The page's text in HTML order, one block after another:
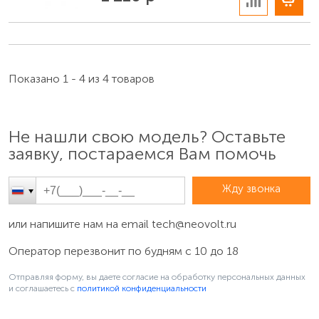
модели указан как «Product Name» (например,
расшифроватьна сайте технической поддержки
Показано 1 - 4 из 4 товаров
Не нашли свою модель? Оставьте
заявку, постараемся Вам помочь
Жду звонка
или напишите нам на email tech@neovolt.ru
Оператор перезвонит по будням с 10 до 18
Отправляя форму, вы даете согласие на обработку персональных данных
и соглашаетесь c политикой конфиденциальности